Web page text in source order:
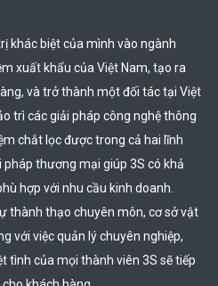
khác biệt của mình vào ngành
xuất khẩu của Việt Nam, tạo ra
và trở thành một đối tác tại Việt
trì các giải pháp công nghệ thông
chắt lọc được trong cả hai lĩnh
thương mại giúp 3S có khả
hợp với nhu cầu kinh doanh.
thành thạo chuyên môn, cơ sở vật
với việc quản lý chuyên nghiệp,
tình của mọi thành viên 3S sẽ tiếp